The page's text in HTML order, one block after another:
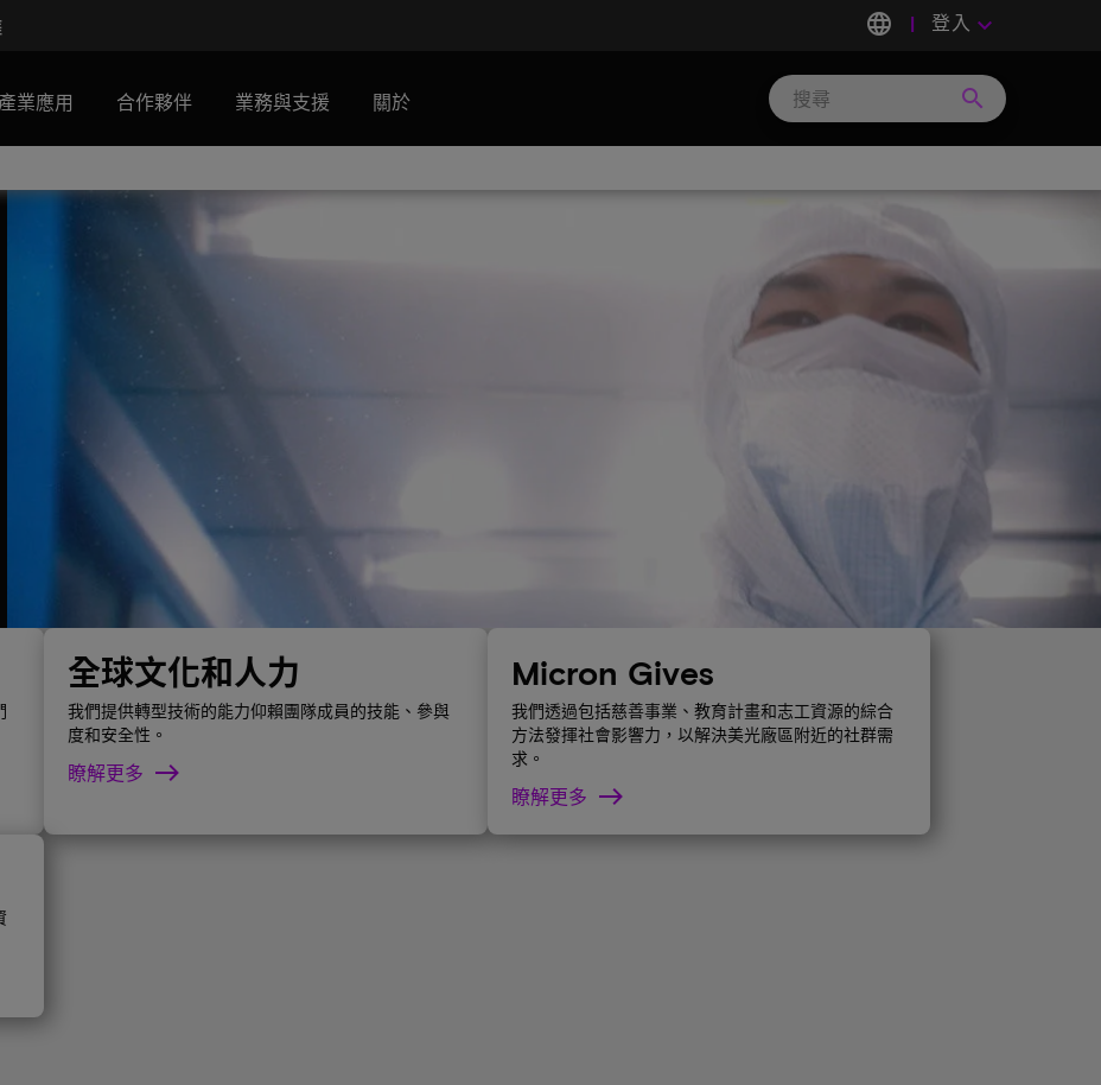
language 登入 keyboard_arrow_down
業應用 合作夥伴 業務與支援 關於 search
全球文化和人力
我們提供轉型技術的能力仰賴團隊成員的技能、參與
度和安全性。
瞭解更多
Micron Gives
我們透過包括慈善事業、教育計畫和志工資源的綜合
方法發揮社會影響力，以解決美光廠區附近的社群需
求。
瞭解更多